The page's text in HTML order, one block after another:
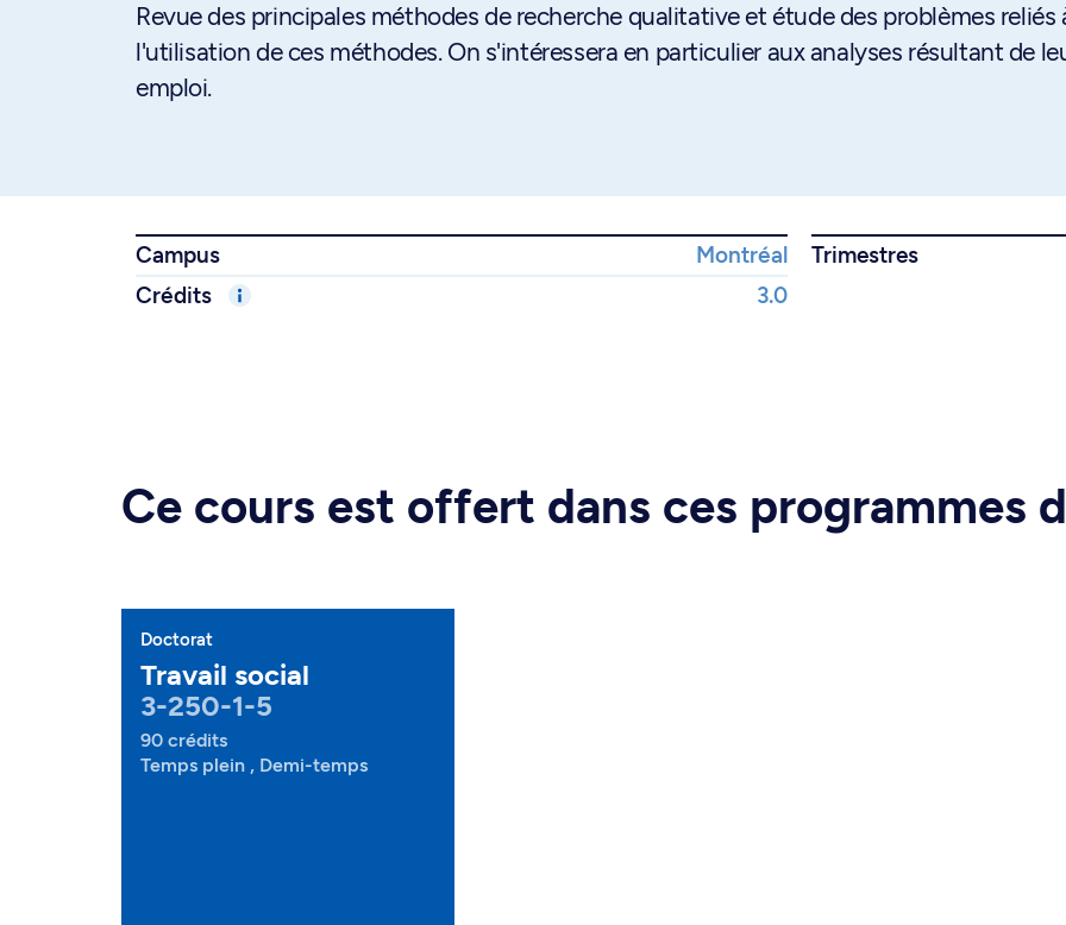
Revue des principales méthodes de recherche qualitative et étude des problèmes reliés
l'utilisation de ces méthodes. On s'intéressera en particulier aux analyses résultant de
emploi.
Campus Montréal
Trimestres
Crédits
3.0
Ce cours est offert dans ces programmes
Doctorat
Travail social
3-250-1-5
90 crédits
Temps plein , Demi-temps